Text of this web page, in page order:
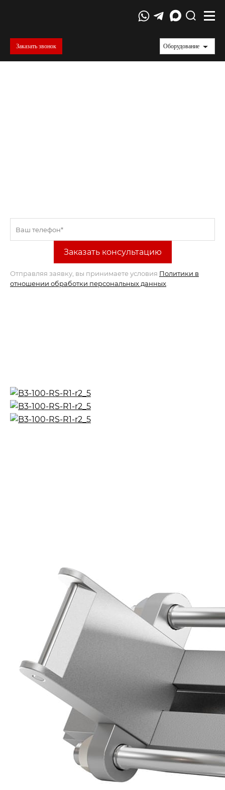
Заказать звонок Оборудование
Отправляя заявку, вы принимаете условия Политики в
отношении обработки персональных данных